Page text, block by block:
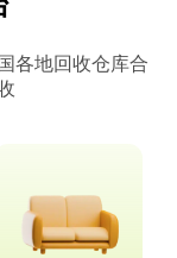
各地回收仓库合